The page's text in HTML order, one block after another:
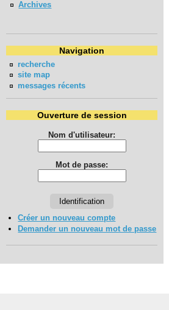
Archives
Navigation
recherche
site map
messages récents
Ouverture de session
Nom d'utilisateur:
Mot de passe:
Créer un nouveau compte
Demander un nouveau mot de passe